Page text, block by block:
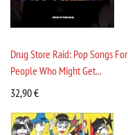
Drug Store Raid: Pop Songs For
People Who Might Get...
32,90€